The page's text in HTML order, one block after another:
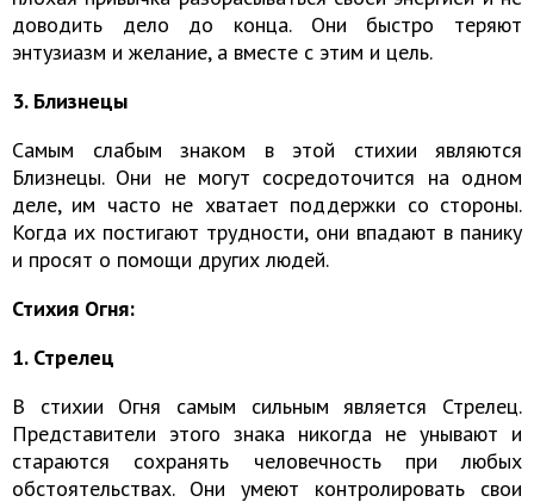
доводить дело до конца. Они быстро теряют
энтузиазм и желание, а вместе с этим и цель.
3. Близнецы
Самым слабым знаком в этой стихии являются
Близнецы. Они не могут сосредоточится на одном
деле, им часто не хватает поддержки со стороны.
Когда их постигают трудности, они впадают в панику
и просят о помощи других людей.
Стихия Огня:
1. Стрелец
В стихии Огня самым сильным является Стрелец.
Представители этого знака никогда не унывают и
стараются сохранять человечность при любых
обстоятельствах. Они умеют контролировать свои